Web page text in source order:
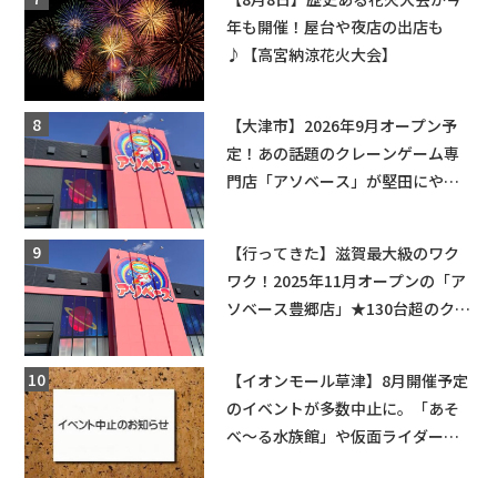
年も開催！屋台や夜店の出店も
♪【高宮納涼花火大会】
【大津市】2026年9月オープン予
定！あの話題のクレーンゲーム専
門店「アソベース」が堅田にやっ
【行ってきた】滋賀最大級のワク
ワク！2025年11月オープンの「ア
ソベース豊郷店」★130台超のクレ
【イオンモール草津】8月開催予定
のイベントが多数中止に。「あそ
べ〜る水族館」や仮面ライダーシ